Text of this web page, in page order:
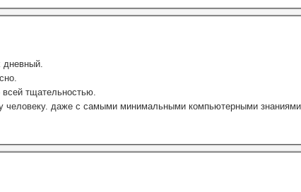
дневный.
тщательностью.
человеку. даже с самыми минимальными компьютерными